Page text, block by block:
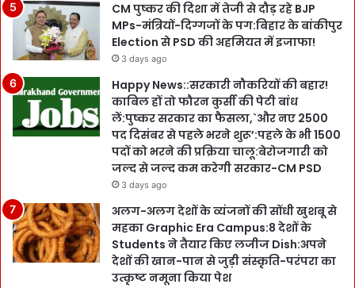
CM पुष्कर की दिशा में तेजी से दौड़ रहे BJP
MPs-मंत्रियों-दिग्गजों के पग:बिहार के बांकीपुर
Election से PSD की अहमियत में इजाफा!
3 days ago
Happy News::सरकारी नौकरियों की बहार!
काबिल हों तो फौरन कुर्सी की पेटी बांध
लें:पुष्कर सरकार का फैसला,`और नए 2500
पद दिसंबर से पहले भरने शुरू’:पहले के भी 1500
पदों को भरने की प्रक्रिया चालू:बेरोजगारी को
जल्द से जल्द कम करेगी सरकार-CM PSD
3 days ago
अलग-अलग देशों के व्यंजनों की सोंधी खुशबू से
महका Graphic Era Campus:8 देशों के
Students ने तैयार किए लजीज Dish:अपने
देशों की खान-पान से जुड़ी संस्कृति-परंपरा का
उत्कृष्ट नमूना किया पेश